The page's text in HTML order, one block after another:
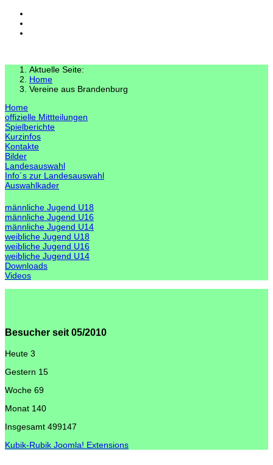
Aktuelle Seite:
Home
Vereine aus Brandenburg
Home
offizielle Mittteilungen
Spielberichte
Kurzinfos
Kontakte
Bilder
Landesauswahl
Info´s zur Landesauswahl
Auswahlkader
männliche Jugend U18
männliche Jugend U16
männliche Jugend U14
weibliche Jugend U18
weibliche Jugend U16
weibliche Jugend U14
Downloads
Videos
Besucher seit 05/2010
Heute 3
Gestern 15
Woche 69
Monat 140
Insgesamt 499147
Kubik-Rubik Joomla! Extensions